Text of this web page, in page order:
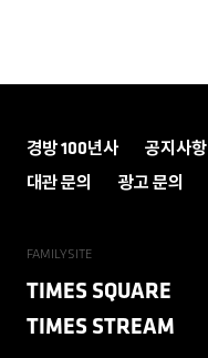
경방 100년사 공지사항
대관 문의
광고 문의
FAMILYSITE
TIMES SQUARE
TIMES STREAM